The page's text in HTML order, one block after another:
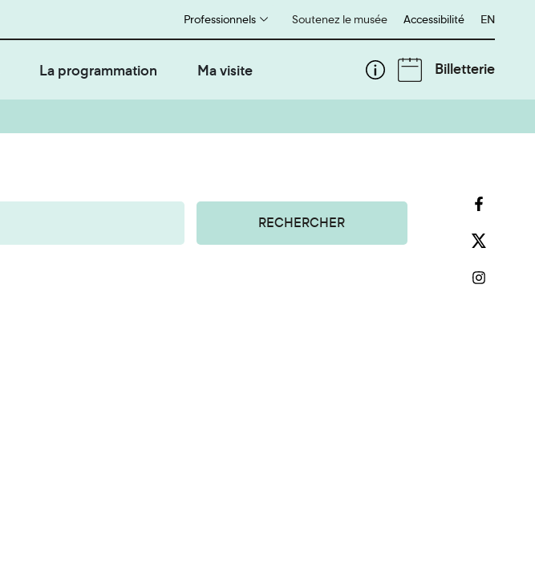
Soutenez le musée
Professionnels Accessibilité English
EN
La programmation Ma visite Billetterie
RECHERCHER